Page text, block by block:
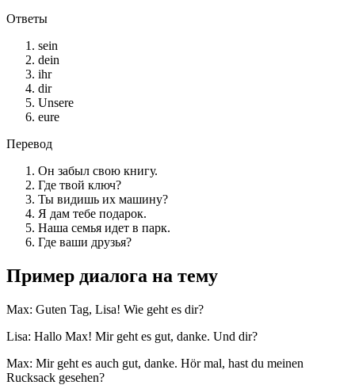
Ответы
sein
dein
ihr
dir
Unsere
eure
Перевод
Он забыл свою книгу.
Где твой ключ?
Ты видишь их машину?
Я дам тебе подарок.
Наша семья идет в парк.
Где ваши друзья?
Пример диалога на тему
Max: Guten Tag, Lisa! Wie geht es dir?
Lisa: Hallo Max! Mir geht es gut, danke. Und dir?
Max: Mir geht es auch gut, danke. Hör mal, hast du meinen
Rucksack gesehen?